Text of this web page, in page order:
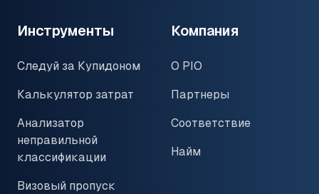
Инструменты
Следуй за Купидоном
Калькулятор затрат
Анализатор
неправильной
классификации
Визовый пропуск
Компания
О PIO
Партнеры
Соответствие
Найм